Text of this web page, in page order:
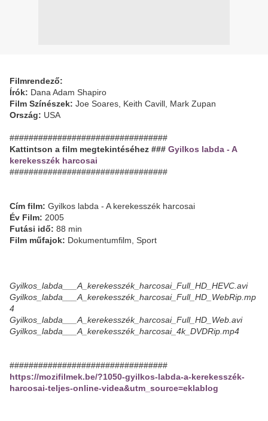
Filmrendező:
Írók: Dana Adam Shapiro
Film Színészek: Joe Soares, Keith Cavill, Mark Zupan
Ország: USA
#################################
Kattintson a film megtekintéséhez ### Gyilkos labda - A
kerekesszék harcosai
#################################
Cím film: Gyilkos labda - A kerekesszék harcosai
Év Film: 2005
Futási idő: 88 min
Film műfajok: Dokumentumfilm, Sport
Gyilkos_labda___A_kerekesszék_harcosai_Full_HD_HEVC.avi
Gyilkos_labda___A_kerekesszék_harcosai_Full_HD_WebRip.mp
4
Gyilkos_labda___A_kerekesszék_harcosai_Full_HD_Web.avi
Gyilkos_labda___A_kerekesszék_harcosai_4k_DVDRip.mp4
#################################
https://mozifilmek.be/?1050-gyilkos-labda-a-kerekesszék-
harcosai-teljes-online-videa&utm_source=eklablog